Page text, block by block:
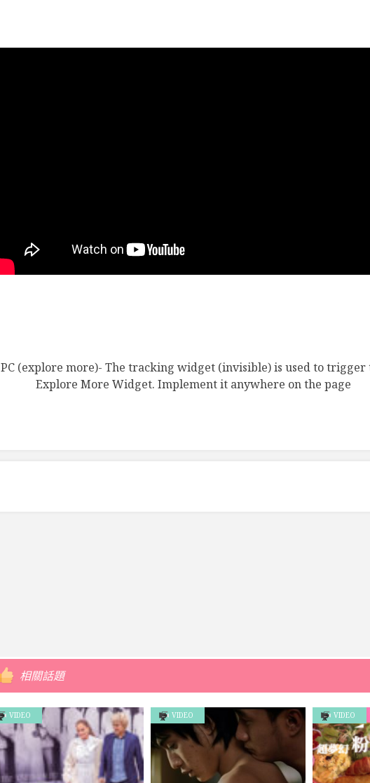
PC (explore more)- The tracking widget (invisible) is used to trigger
Explore More Widget. Implement it anywhere on the page
相關話題
VIDEO VIDEO VIDEO